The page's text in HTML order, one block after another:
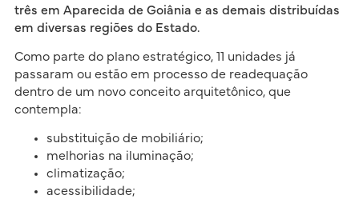
três em Aparecida de Goiânia e as demais distribuídas
em diversas regiões do Estado.
Como parte do plano estratégico, 11 unidades já
passaram ou estão em processo de readequação
dentro de um novo conceito arquitetônico, que
contempla:
substituição de mobiliário;
melhorias na iluminação;
climatização;
acessibilidade;